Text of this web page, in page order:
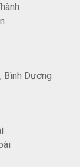
Bình Dương